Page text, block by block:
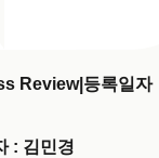
Review| 등록일자
: 김민경